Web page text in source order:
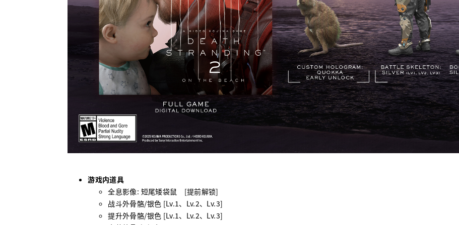
游戏内道具
全息影像: 短尾矮袋鼠 [提前解锁]
战斗外骨骼/银色 [Lv.1 、 Lv.2、 Lv.3]
提升外骨骼/银色 [Lv.1 、 Lv.2、 Lv.3]